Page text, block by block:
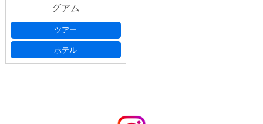
グアム
ツアー
ホテル